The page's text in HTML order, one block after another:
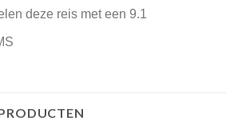
deze reis met een 9.1